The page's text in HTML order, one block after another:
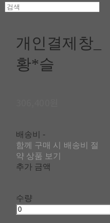
개인결제창_
황*슬
배송비 -
함께 구매 시 배송비 절
약 상품 보기
추가 금액
수량